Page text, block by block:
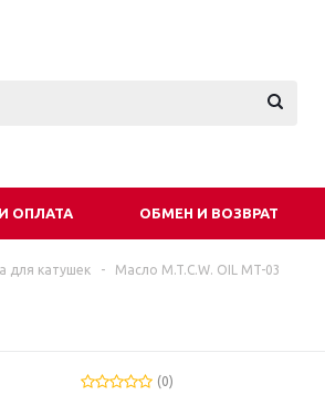
ОПЛАТА ОБМЕН И ВОЗВРАТ
для катушек - Масло M.T.C.W. OIL MT-03
(0)